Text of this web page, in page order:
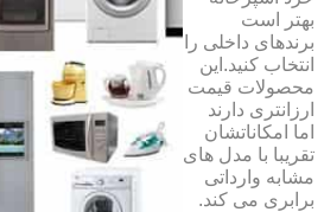
بهتر است
برندهای داخلی را
انتخاب کنید.این
محصولات قیمت
ارزانتری دارند
اما امکاناتشان
تقریبا با مدل های
مشابه وارداتی
برابری می کند.